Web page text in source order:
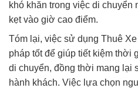
khó khăn trong việc di
kẹt vào giờ cao điểm.
Tóm lại, việc sử dụng Thuê
pháp tốt để giúp tiết kiệm thời
di chuyển, đồng thời mang lại
hành khách. Việc lựa chọn